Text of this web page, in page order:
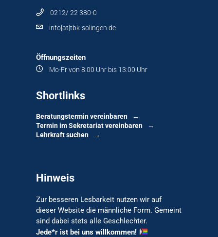
0212/ 22 380-0
info[at]tbk-solingen.de
Öffnungszeiten
Mo-Fr von 8:00 Uhr bis 13:00 Uhr
Shortlinks
Beratungstermin vereinbaren
Termin im Sekretariat vereinbaren
Lehrkraft suchen
Hinweis
Zur besseren Lesbarkeit nutzen wir auf
dieser Website die männliche Form. Gemeint
sind dabei stets alle Geschlechter.
Jede*r ist bei uns willkommen!